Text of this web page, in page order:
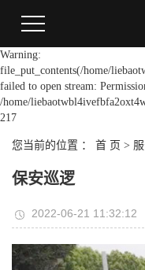
Warning:
file_put_contents(/home/
failed to open stream:
/home/
217
您当前的位置 ： 首 页 >
保安巡逻
2022-06-21 11:32:12